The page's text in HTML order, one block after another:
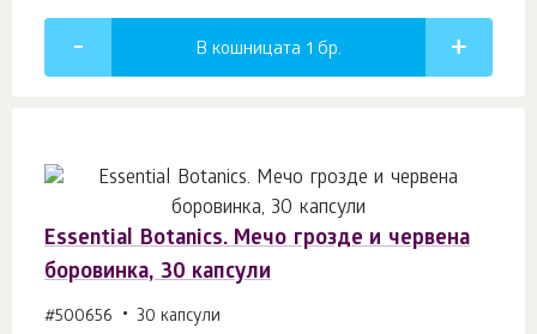
В кошницата 1 бр.
Essential Botanics. Мечо грозде и червена
боровинка, 30 капсули
#500656 30 капсули